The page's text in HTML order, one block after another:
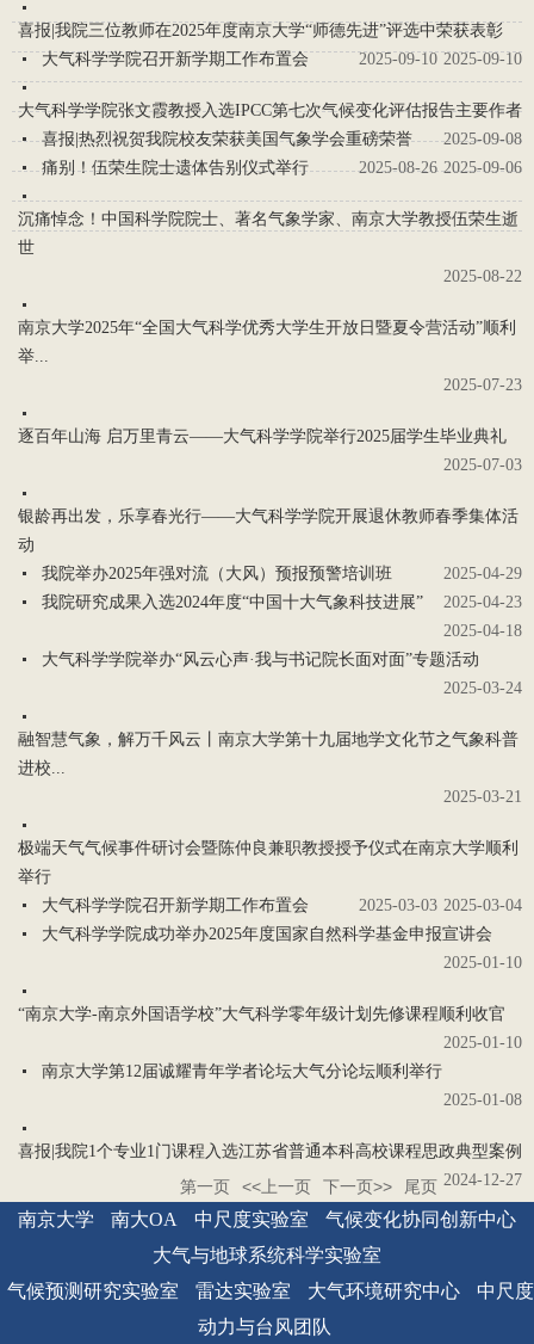
喜报|我院三位教师在2025年度南京大学“师德先进”评选中荣获表彰
2025-09-10
大气科学学院召开新学期工作布置会 2025-09-10
大气科学学院张文霞教授入选IPCC第七次气候变化评估报告主要作者
2025-09-08
喜报|热烈祝贺我院校友荣获美国气象学会重磅荣誉
2025-09-06
痛别！伍荣生院士遗体告别仪式举行 2025-08-26
沉痛悼念！中国科学院院士、著名气象学家、南京大学教授伍荣生逝
世
2025-08-22
南京大学2025年“全国大气科学优秀大学生开放日暨夏令营活动”顺利
举...
2025-07-23
逐百年山海 启万里青云——大气科学学院举行2025届学生毕业典礼
2025-07-03
银龄再出发，乐享春光行——大气科学学院开展退休教师春季集体活
动
2025-04-29
我院举办2025年强对流（大风）预报预警培训班
2025-04-23
我院研究成果入选2024年度“中国十大气象科技进展”
2025-04-18
大气科学学院举办“风云心声·我与书记院长面对面”专题活动
2025-03-24
融智慧气象，解万千风云丨南京大学第十九届地学文化节之气象科普
进校...
2025-03-21
极端天气气候事件研讨会暨陈仲良兼职教授授予仪式在南京大学顺利
举行
2025-03-04
大气科学学院召开新学期工作布置会
2025-03-03
大气科学学院成功举办2025年度国家自然科学基金申报宣讲会
2025-01-10
“南京大学-南京外国语学校”大气科学零年级计划先修课程顺利收官
2025-01-10
南京大学第12届诚耀青年学者论坛大气分论坛顺利举行
2025-01-08
喜报|我院1个专业1门课程入选江苏省普通本科高校课程思政典型案例
2024-12-27
第一页 <<上一页 下一页>> 尾页
南京大学 南大OA 中尺度实验室
气候变化协同创新中心
大气与地球系统科学实验室
气候预测研究实验室
雷达实验室 大气环境研究中心
中尺度
动力与台风团队